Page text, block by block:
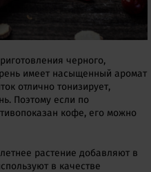
черного,
имеет насыщенный аромат
отлично тонизирует,
Поэтому если по
кофе, его можно
растение добавляют в
в качестве